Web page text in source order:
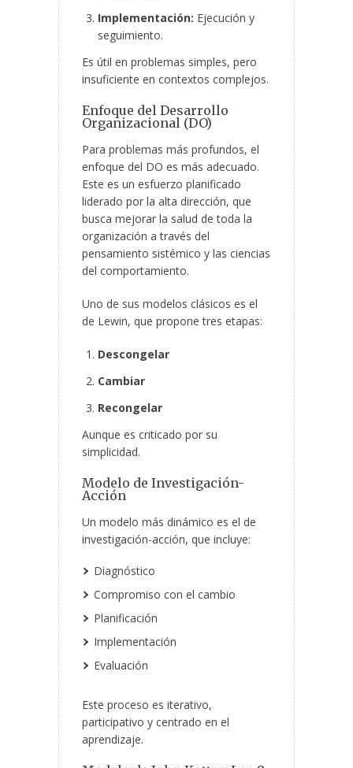
Implementación: Ejecución y
seguimiento.
Es útil en problemas simples, pero
insuficiente en contextos complejos.
Enfoque del Desarrollo
Organizacional (DO)
Para problemas más profundos, el
enfoque del DO es más adecuado.
Este es un esfuerzo planificado
liderado por la alta dirección, que
busca mejorar la salud de toda la
organización a través del
pensamiento sistémico y las ciencias
del comportamiento.
Uno de sus modelos clásicos es el
de Lewin, que propone tres etapas:
Descongelar
Cambiar
Recongelar
Aunque es criticado por su
simplicidad.
Modelo de Investigación-
Acción
Un modelo más dinámico es el de
investigación-acción, que incluye:
Diagnóstico
Compromiso con el cambio
Planificación
Implementación
Evaluación
Este proceso es iterativo,
participativo y centrado en el
aprendizaje.